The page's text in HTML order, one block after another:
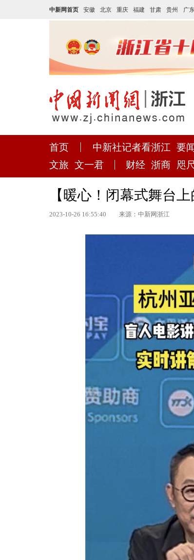
中新网首页 安徽 北京 重庆 福建 甘肃 贵州 广
首页 中新社记者看浙江 要
文旅 文一君 财经 浙商 咫
【暖心！闭幕式舞台
2023-10-26 16:55:40 来源：中新网浙江